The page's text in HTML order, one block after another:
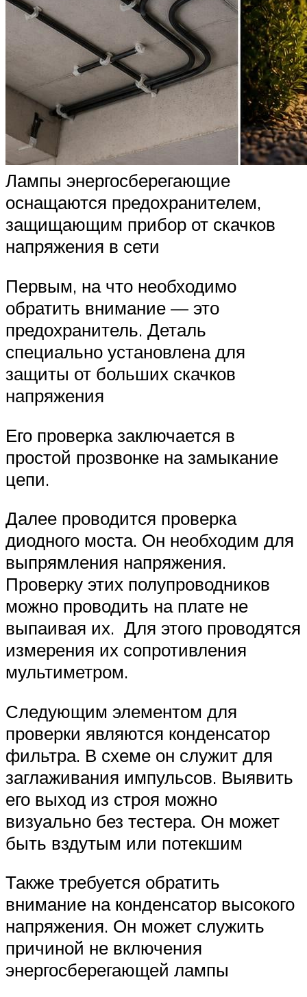
Лампы энергосберегающие
оснащаются предохранителем,
защищающим прибор от скачков
напряжения в сети
Первым, на что необходимо
обратить внимание — это
предохранитель. Деталь
специально установлена для
защиты от больших скачков
напряжения
Его проверка заключается в
простой прозвонке на замыкание
цепи.
Далее проводится проверка
диодного моста. Он необходим для
выпрямления напряжения.
Проверку этих полупроводников
можно проводить на плате не
выпаивая их. Для этого проводятся
измерения их сопротивления
мультиметром.
Следующим элементом для
проверки являются конденсатор
фильтра. В схеме он служит для
заглаживания импульсов. Выявить
его выход из строя можно
визуально без тестера. Он может
быть вздутым или потекшим
Также требуется обратить
внимание на конденсатор высокого
напряжения. Он может служить
причиной не включения
энергосберегающей лампы